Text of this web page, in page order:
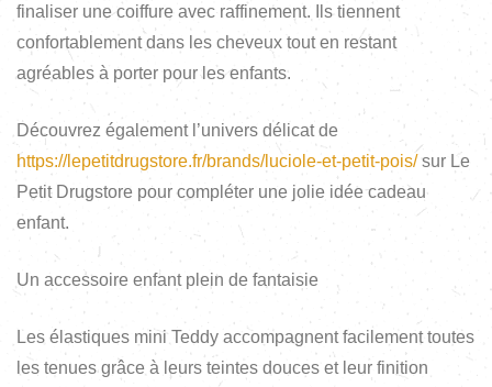
finaliser une coiffure avec raffinement. Ils tiennent
confortablement dans les cheveux tout en restant
agréables à porter pour les enfants.
Découvrez également l’univers délicat de
https://lepetitdrugstore.fr/brands/luciole-et-petit-pois/sur Le
Petit Drugstore pour compléter une jolie idée cadeau
enfant.
Un accessoire enfant plein de fantaisie
Les élastiques mini Teddy accompagnent facilement toutes
les tenues grâce à leurs teintes douces et leur finition